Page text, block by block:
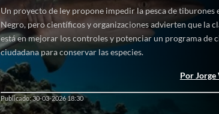
Un proyecto de ley propone impedir la pesca de tiburones
Negro, pero científicos y organizaciones advierten que la
está en mejorar los controles y potenciar un programa de
ciudadana para conservar las especies.
Por
Publicado: 30-03-2026 18:30